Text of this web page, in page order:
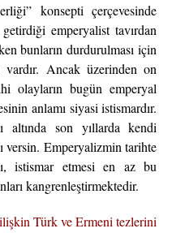
konsepti çerçevesinde
emperyalist tavırdan
bunların durdurulması için
Ancak üzerinden on
olayların bugün emperyal
anlamı siyasi istismardır.
altında son yıllarda kendi
versin. Emperyalizmin tarihte
istismar etmesi en az bu
kangrenleştirmektedir.
Türk ve Ermeni tezlerini